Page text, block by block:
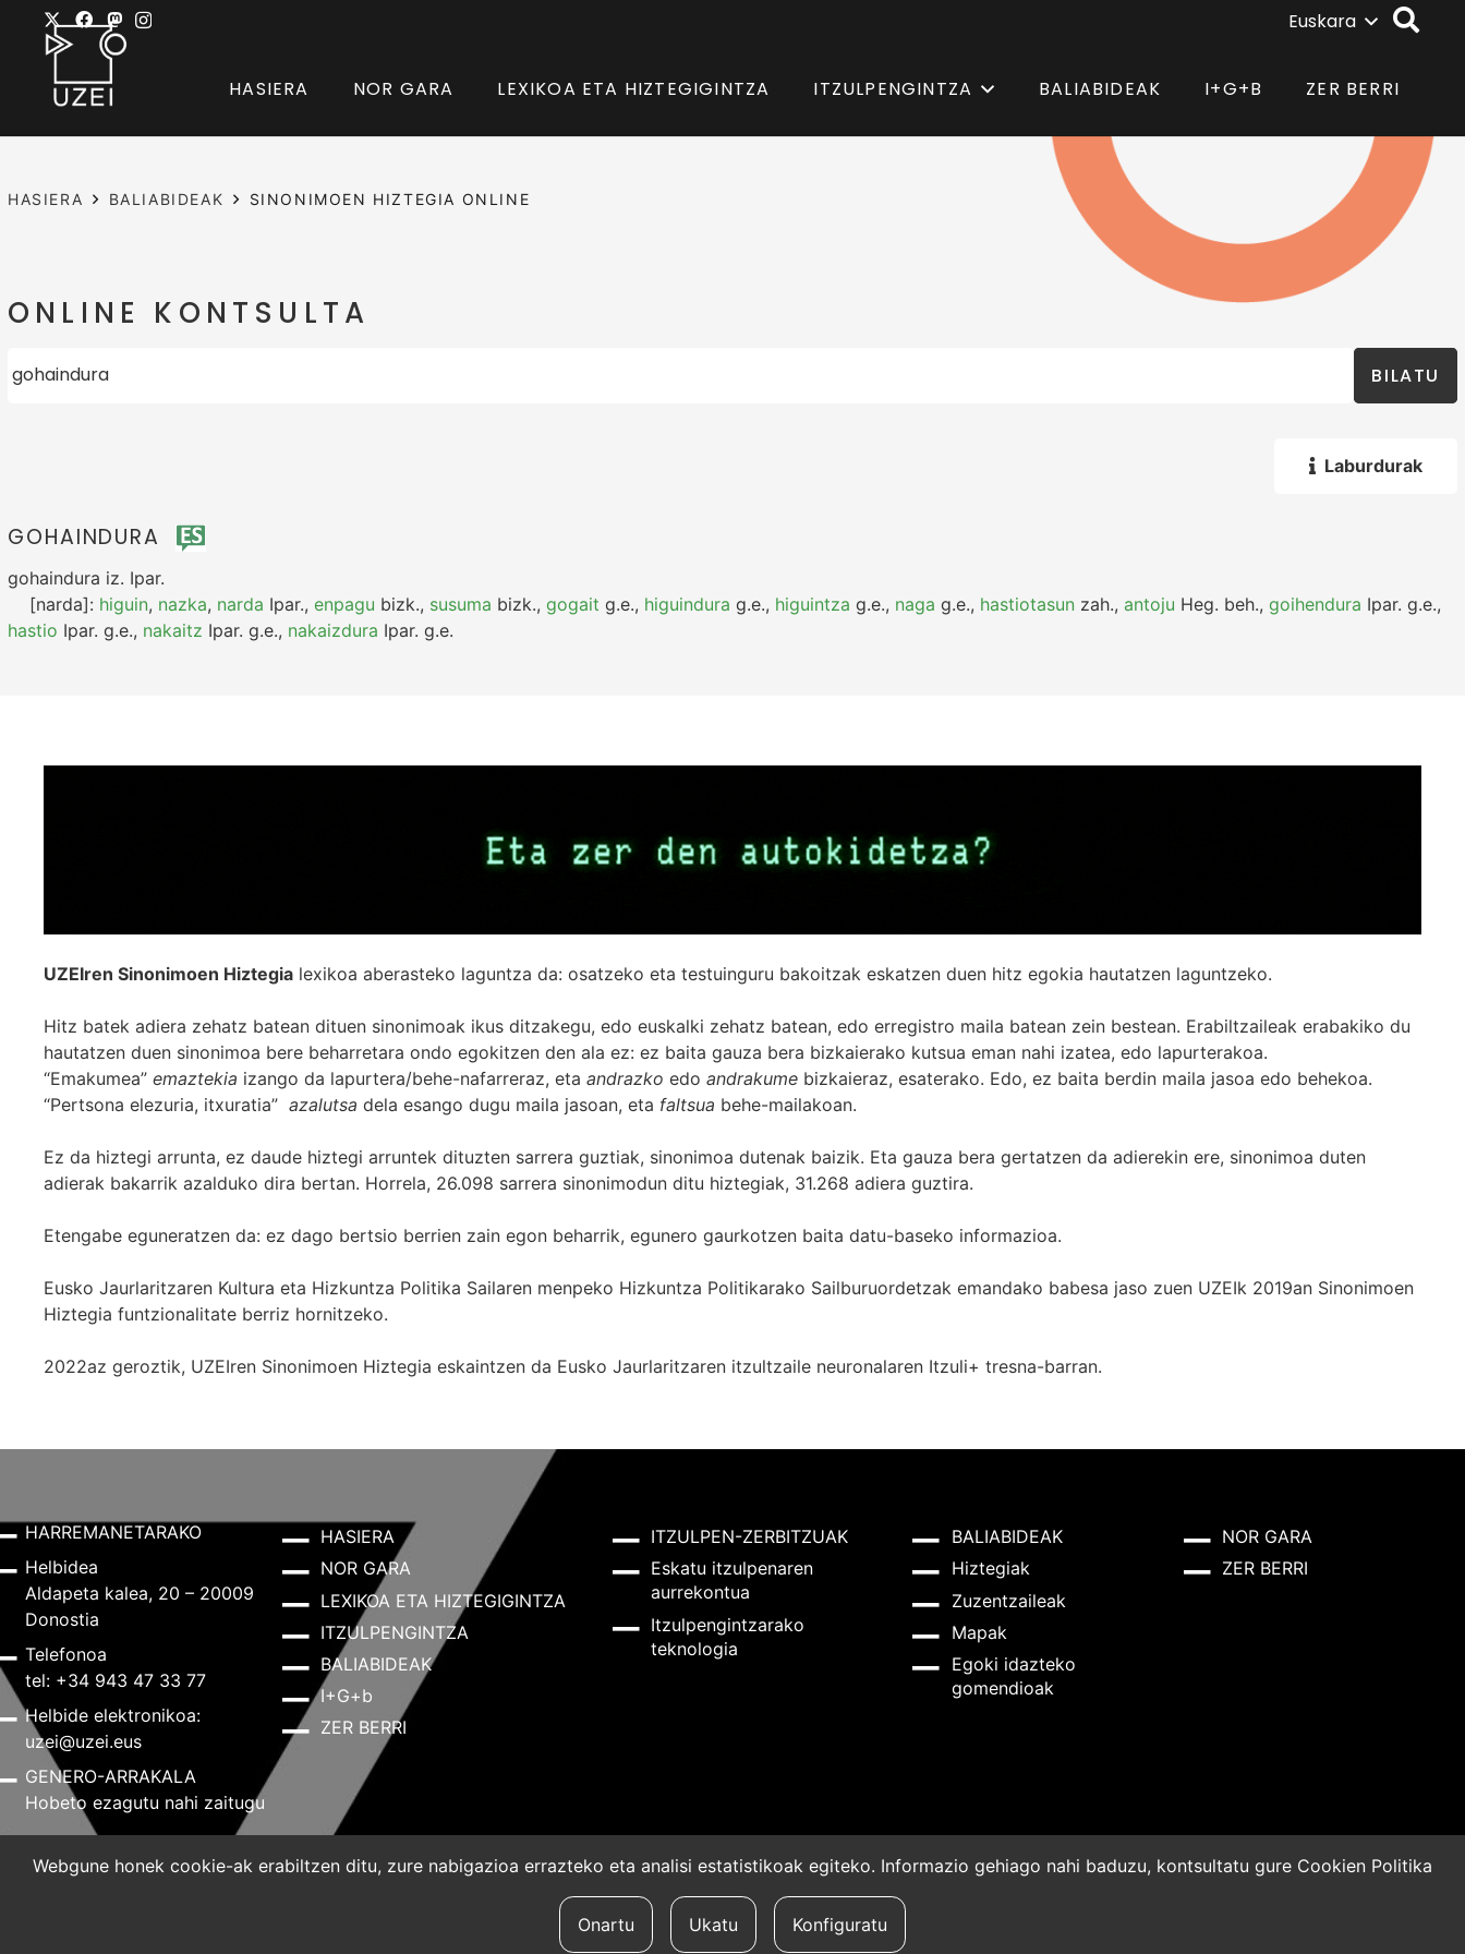
Euskara
HASIERA NOR GARA LEXIKOA ETA HIZTEGIGINTZA ITZULPENGINTZA BALIABIDEAK I+G+B ZER BERRI
HASIERA BALIABIDEAK SINONIMOEN HIZTEGIA ONLINE
ONLINE KONTSULTA
BILATU
Laburdurak
GOHAINDURA
gohaindura iz. Ipar.
[narda]: higuin, nazka, narda Ipar., enpagu bizk., susuma bizk., gogait g.e., higuindura g.e., higuintza g.e., naga g.e., hastiotasun zah., antoju Heg. beh., goihendura Ipar. g.e.,
hastio Ipar. g.e., nakaitz Ipar. g.e., nakaizdura Ipar. g.e.
UZEIren Sinonimoen Hiztegia lexikoa aberasteko laguntza da: osatzeko eta testuinguru bakoitzak eskatzen duen hitz egokia hautatzen laguntzeko.
Hitz batek adiera zehatz batean dituen sinonimoak ikus ditzakegu, edo euskalki zehatz batean, edo erregistro maila batean zein bestean. Erabiltzaileak erabakiko du
hautatzen duen sinonimoa bere beharretara ondo egokitzen den ala ez: ez baita gauza bera bizkaierako kutsua eman nahi izatea, edo lapurterakoa.
“Emakumea” emaztekia izango da lapurtera/behe-nafarreraz, eta andrazko edo andrakume bizkaieraz, esaterako. Edo, ez baita berdin maila jasoa edo behekoa.
“Pertsona elezuria, itxuratia” azalutsa dela esango dugu maila jasoan, eta faltsua behe-mailakoan.
Ez da hiztegi arrunta, ez daude hiztegi arruntek dituzten sarrera guztiak, sinonimoa dutenak baizik. Eta gauza bera gertatzen da adierekin ere, sinonimoa duten
adierak bakarrik azalduko dira bertan. Horrela, 26.098 sarrera sinonimodun ditu hiztegiak, 31.268 adiera guztira.
Etengabe eguneratzen da: ez dago bertsio berrien zain egon beharrik, egunero gaurkotzen baita datu-baseko informazioa.
Eusko Jaurlaritzaren Kultura eta Hizkuntza Politika Sailaren menpeko Hizkuntza Politikarako Sailburuordetzak emandako babesa jaso zuen UZEIk 2019an Sinonimoen
Hiztegia funtzionalitate berriz hornitzeko.
2022az geroztik, UZEIren Sinonimoen Hiztegia eskaintzen da Eusko Jaurlaritzaren itzultzaile neuronalaren Itzuli+ tresna-barran.
HARREMANETARAKO
Helbidea
Aldapeta kalea, 20 – 20009
Donostia
Telefonoa
tel: +34 943 47 33 77
Helbide elektronikoa:
uzei@uzei.eus
GENERO-ARRAKALA
Hobeto ezagutu nahi zaitugu
HASIERA
NOR GARA
LEXIKOA ETA HIZTEGIGINTZA
ITZULPENGINTZA
BALIABIDEAK
I+G+b
ZER BERRI
ITZULPEN-ZERBITZUAK
Eskatu itzulpenaren
aurrekontua
Itzulpengintzarako
teknologia
BALIABIDEAK
Hiztegiak
Zuzentzaileak
Mapak
Egoki idazteko
gomendioak
NOR GARA
ZER BERRI
Lege-oharra Cookie-politika
Webgune honek cookie-ak erabiltzen ditu, zure nabigazioa errazteko eta analisi estatistikoak egiteko. Informazio gehiago nahi baduzu, kontsultatu gure Cookien Politika
Onartu Ukatu Konfiguratu